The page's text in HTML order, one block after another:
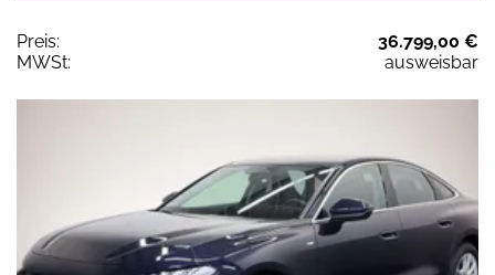
Preis:
36.799,00 €
MWSt:
ausweisbar